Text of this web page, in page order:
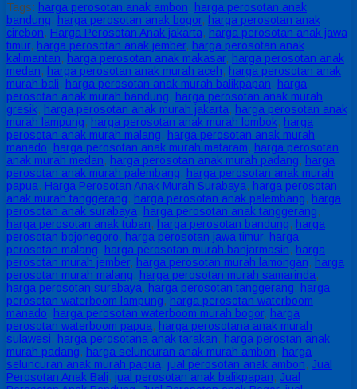
Tags: harga perosotan anak ambon, harga perosotan anak
bandung, harga perosotan anak bogor, harga perosotan anak
cirebon, Harga Perosotan Anak jakarta, harga perosotan anak jawa
timur, harga perosotan anak jember, harga perosotan anak
kalimantan, harga perosotan anak makasar, harga perosotan anak
medan, harga perosotan anak murah aceh, harga perosotan anak
murah bali, harga perosotan anak murah balikpapan, harga
perosotan anak murah bandung, harga perosotan anak murah
gresik, harga perosotan anak murah jakarta, harga perosotan anak
murah lampung, harga perosotan anak murah lombok, harga
perosotan anak murah malang, harga perosotan anak murah
manado, harga perosotan anak murah mataram, harga perosotan
anak murah medan, harga perosotan anak murah padang, harga
perosotan anak murah palembang, harga perosotan anak murah
papua, Harga Perosotan Anak Murah Surabaya, harga perosotan
anak murah tanggerang, harga perosotan anak palembang, harga
perosotan anak surabaya, harga perosotan anak tanggerang,
harga perosotan anak tuban, harga perosotan bandung, harga
perosotan bojonegoro, harga perosotan jawa timur, harga
perosotan malang, harga perosotan murah banjarmasin, harga
perosotan murah jember, harga perosotan murah lamongan, harga
perosotan murah malang, harga perosotan murah samarinda,
harga perosotan surabaya, harga perosotan tanggerang, harga
perosotan waterboom lampung, harga perosotan waterboom
manado, harga perosotan waterboom murah bogor, harga
perosotan waterboom papua, harga perosotana anak murah
sulawesi, harga perosotana anak tarakan, harga perostan anak
murah padang, harga seluncuran anak murah ambon, harga
seluncuran anak murah papua, jual perosotan anak ambon, Jual
Perosotan Anak Bali, jual perosotan anak balikpapan, Jual